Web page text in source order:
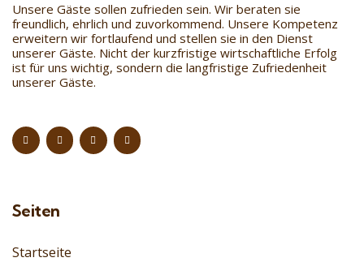
Unsere Gäste sollen zufrieden sein. Wir beraten sie
freundlich, ehrlich und zuvorkommend. Unsere Kompetenz
erweitern wir fortlaufend und stellen sie in den Dienst
unserer Gäste. Nicht der kurzfristige wirtschaftliche Erfolg
ist für uns wichtig, sondern die langfristige Zufriedenheit
unserer Gäste.
Seiten
Startseite